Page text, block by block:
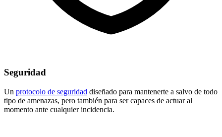
Seguridad
Un protocolo de seguridad diseñado para mantenerte a salvo de todo
tipo de amenazas, pero también para ser capaces de actuar al
momento ante cualquier incidencia.